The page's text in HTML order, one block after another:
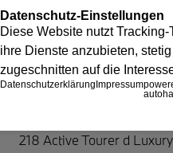
218 Active Tourer d